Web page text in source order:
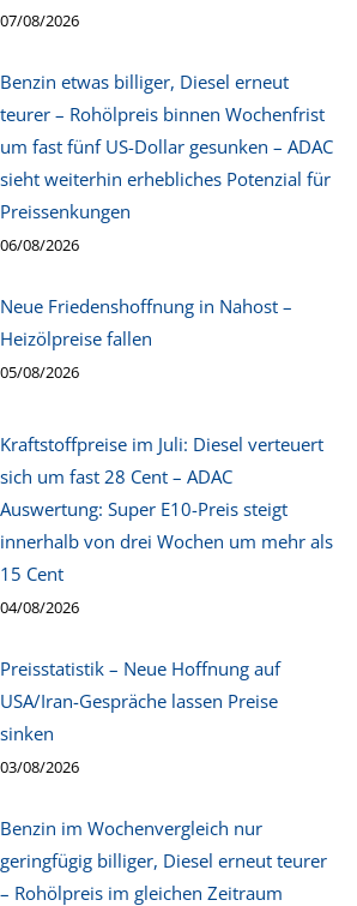
07/08/2026
Benzin etwas billiger, Diesel erneut
teurer – Rohölpreis binnen Wochenfrist
um fast fünf US-Dollar gesunken – ADAC
sieht weiterhin erhebliches Potenzial für
Preissenkungen
06/08/2026
Neue Friedenshoffnung in Nahost –
Heizölpreise fallen
05/08/2026
Kraftstoffpreise im Juli: Diesel verteuert
sich um fast 28 Cent – ADAC
Auswertung: Super E10-Preis steigt
innerhalb von drei Wochen um mehr als
15 Cent
04/08/2026
Preisstatistik – Neue Hoffnung auf
USA/Iran-Gespräche lassen Preise
sinken
03/08/2026
Benzin im Wochenvergleich nur
geringfügig billiger, Diesel erneut teurer
– Rohölpreis im gleichen Zeitraum